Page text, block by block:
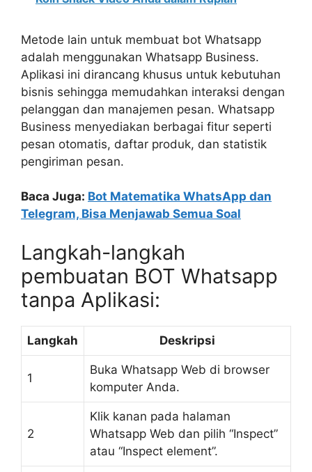
Metode lain untuk membuat bot Whatsapp
adalah menggunakan Whatsapp Business.
Aplikasi ini dirancang khusus untuk kebutuhan
bisnis sehingga memudahkan interaksi dengan
pelanggan dan manajemen pesan. Whatsapp
Business menyediakan berbagai fitur seperti
pesan otomatis, daftar produk, dan statistik
pengiriman pesan.
Baca Juga: Bot Matematika WhatsApp dan
Telegram, Bisa Menjawab Semua Soal
Langkah-langkah
pembuatan BOT Whatsapp
tanpa Aplikasi:
Langkah Deskripsi
1
Buka Whatsapp Web di browser
komputer Anda.
2
Klik kanan pada halaman
Whatsapp Web dan pilih “Inspect”
atau “Inspect element”.